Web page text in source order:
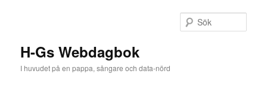
H-Gs Webdagbok
I huvudet på en pappa, sångare och data-nörd